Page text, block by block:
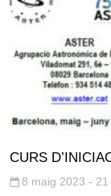
CURS
8 maig 2023 - 21